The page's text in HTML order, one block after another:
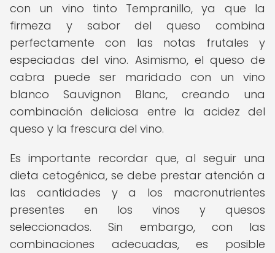
con un vino tinto Tempranillo, ya que la
firmeza y sabor del queso combina
perfectamente con las notas frutales y
especiadas del vino. Asimismo, el queso de
cabra puede ser maridado con un vino
blanco Sauvignon Blanc, creando una
combinación deliciosa entre la acidez del
queso y la frescura del vino.
Es importante recordar que, al seguir una
dieta cetogénica, se debe prestar atención a
las cantidades y a los macronutrientes
presentes en los vinos y quesos
seleccionados. Sin embargo, con las
combinaciones adecuadas, es posible